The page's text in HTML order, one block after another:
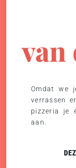
van
Omdat we
verrassen
pizzeria je
aan.